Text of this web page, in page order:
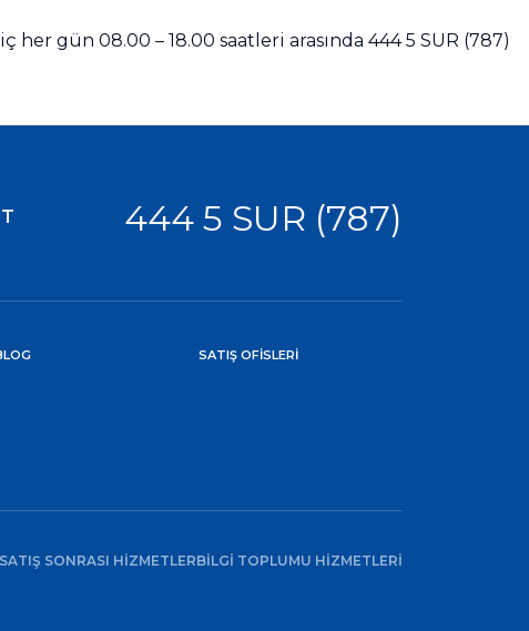
gün 08.00 – 18.00 saatleri arasında 444 5 SUR (787)
444 5 SUR (787)
SATIŞ OFİSLERİ
SATIŞ SONRASI HİZMETLERBİLGİ TOPLUMU HİZMETLERİ